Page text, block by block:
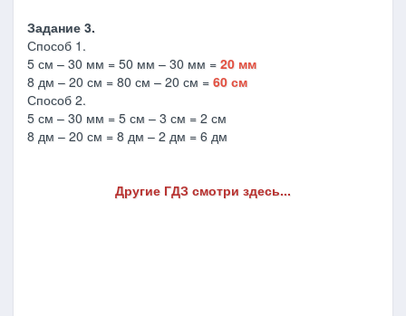
Задание 3.
Способ 1.
5 см – 30 мм = 50 мм – 30 мм = 20 мм
8 дм – 20 см = 80 см – 20 см = 60 см
Способ 2.
5 см – 30 мм = 5 см – 3 см = 2 см
8 дм – 20 см = 8 дм – 2 дм = 6 дм
Другие ГДЗ смотри здесь...